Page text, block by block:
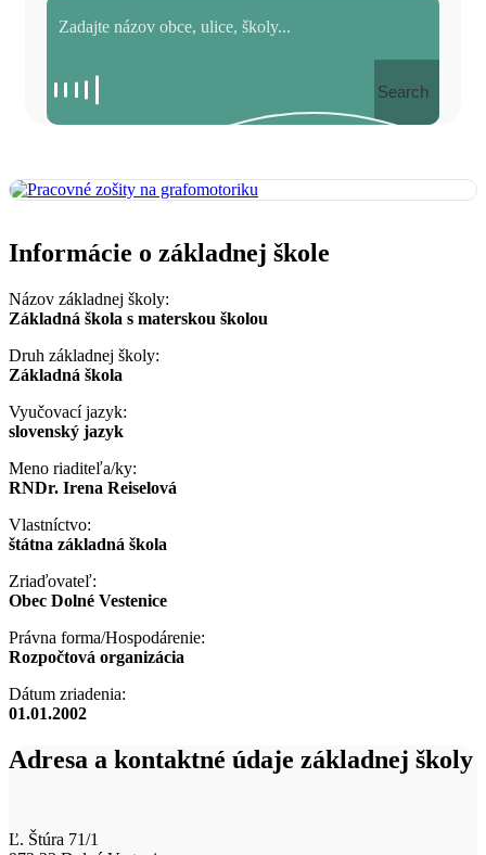
Search
Informácie o základnej škole
Názov základnej školy:
Základná škola s materskou školou
Druh základnej školy:
Základná škola
Vyučovací jazyk:
slovenský jazyk
Meno riaditeľa/ky:
RNDr. Irena Reiselová
Vlastníctvo:
štátna základná škola
Zriaďovateľ:
Obec Dolné Vestenice
Právna forma/Hospodárenie:
Rozpočtová organizácia
Dátum zriadenia:
01.01.2002
Adresa a kontaktné údaje základnej školy
Ľ. Štúra 71/1